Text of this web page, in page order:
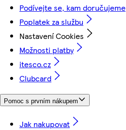
Podívejte se, kam doručujeme
Poplatek za službu
Nastavení Cookies
Možnosti platby
itesco.cz
Clubcard
Pomoc s prvním nákupem
Jak nakupovat